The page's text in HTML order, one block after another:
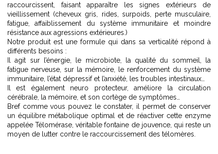
raccourcissent, faisant apparaître les signes extérieurs de
vieillissement (cheveux gris, rides, surpoids, perte musculaire,
fatigue, affaiblissement du système immunitaire et moindre
résistance aux agressions extérieures.)
Notre produit est une formule qui dans sa verticalité répond à
différents besoins :
Il agit sur l’énergie, le microbiote, la qualité du sommeil, la
fatigue nerveuse, sur la mémoire, le renforcement du système
immunitaire, l’état dépressif et l’anxiété, les troubles intestinaux…
Il est également neuro protecteur, améliore la circulation
cérébrale, la mémoire, et son cortège de symptômes…
Bref comme vous pouvez le constater, il permet de conserver
un équilibre métabolique optimal et de réactiver cette enzyme
appelée Télomérase, véritable fontaine de jouvence, qui reste un
moyen de lutter contre le raccourcissement des télomères.